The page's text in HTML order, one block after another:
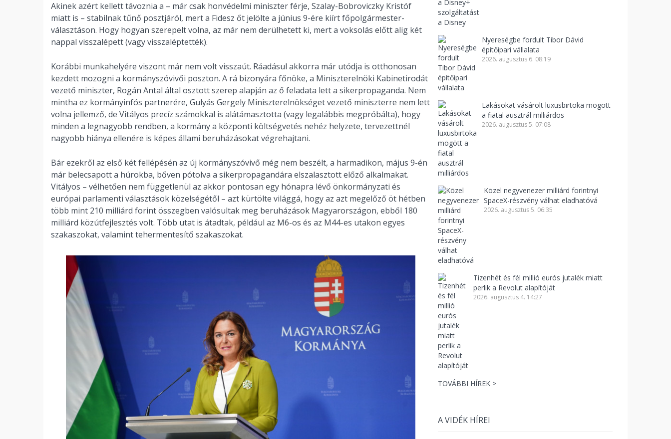
Akinek azért kellett távoznia a – már csak honvédelmi miniszter férje, Szalay-Bobroviczky Kristóf
miatt is – stabilnak tűnő posztjáról, mert a Fidesz őt jelölte a június 9-ére kiírt főpolgármester-
választáson. Hogy hogyan szerepelt volna, az már nem derülhetett ki, mert a voksolás előtt alig két
nappal visszalépett (vagy visszaléptették).
Korábbi munkahelyére viszont már nem volt visszaút. Ráadásul akkorra már utódja is otthonosan
kezdett mozogni a kormányszóvivői poszton. A rá bizonyára főnöke, a Miniszterelnöki Kabinetirodát
vezető miniszter, Rogán Antal által osztott szerep alapján az ő feladata lett a sikerpropaganda. Nem
mintha ez kormányinfós partnerére, Gulyás Gergely Miniszterelnökséget vezető miniszterre nem lett
volna jellemző, de Vitályos precíz számokkal is alátámasztotta (vagy legalábbis megpróbálta), hogy
minden a legnagyobb rendben, a kormány a központi költségvetés nehéz helyzete, tervezettnél
nagyobb hiánya ellenére is képes állami beruházásokat végrehajtani.
Bár ezekről az első két fellépésén az új kormányszóvivő még nem beszélt, a harmadikon, május 9-én
már belecsapott a húrokba, bőven pótolva a sikerpropagandára elszalasztott előző alkalmakat.
Vitályos – vélhetően nem függetlenül az akkor pontosan egy hónapra lévő önkormányzati és
európai parlamenti választások közelségétől – azt kürtölte világgá, hogy az azt megelőző öt hétben
több mint 210 milliárd forint összegben valósultak meg beruházások Magyarországon, ebből 180
milliárd közútfejlesztés volt. Több utat is átadtak, például az M6-os és az M44-es utakon egyes
szakaszokat, valamint tehermentesítő szakaszokat.
Nyereségbe fordult Tibor Dávid
építőipari vállalata
2026. augusztus 6. 08:19
Lakásokat vásárolt luxusbirtoka mögött
a fiatal ausztrál milliárdos
2026. augusztus 5. 07:08
Közel negyvenezer milliárd forintnyi
SpaceX-részvény válhat eladhatóvá
2026. augusztus 5. 06:35
Tizenhét és fél millió eurós jutalék miatt
perlik a Revolut alapítóját
2026. augusztus 4. 14:27
TOVÁBBI HÍREK >
A VIDÉK HÍREI